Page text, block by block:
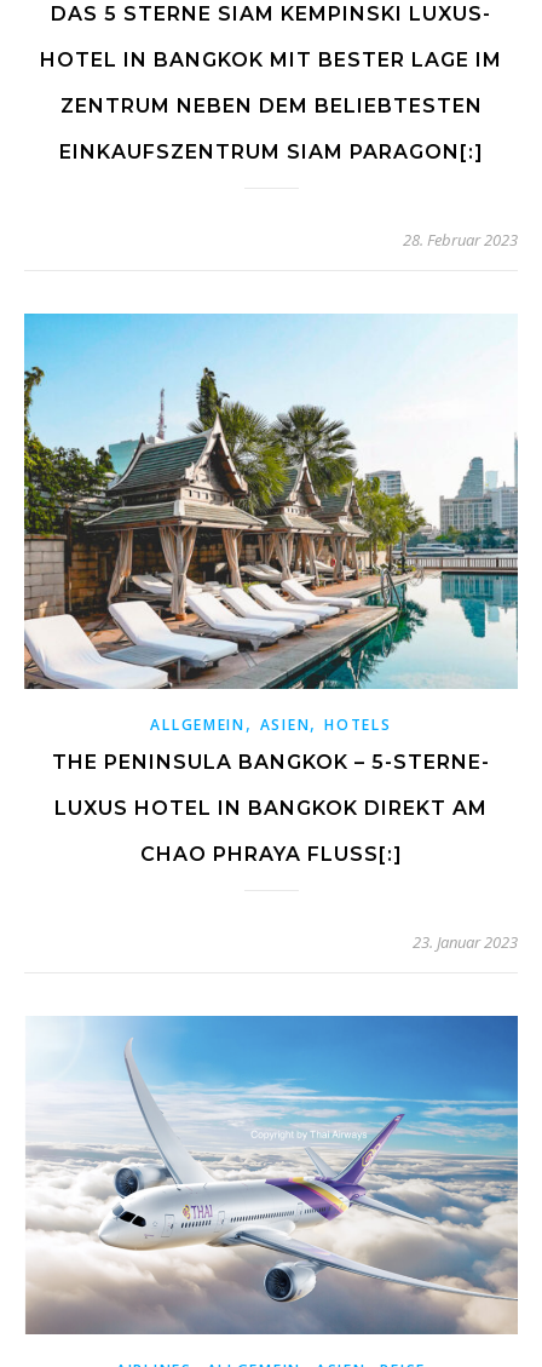
DAS 5 STERNE SIAM KEMPINSKI LUXUS-
HOTEL IN BANGKOK MIT BESTER LAGE IM
ZENTRUM NEBEN DEM BELIEBTESTEN
EINKAUFSZENTRUM SIAM PARAGON[:]
28. Februar 2023
ALLGEMEIN, ASIEN,HOTELS
THE PENINSULA BANGKOK – 5-STERNE-
LUXUS HOTEL IN BANGKOK DIREKT AM
CHAO PHRAYA FLUSS[:]
23. Januar 2023